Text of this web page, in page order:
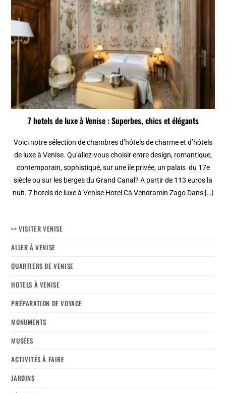
7 hotels de luxe à Venise : Superbes, chics et élégants
Voici notre sélection de chambres d’hôtels de charme et d’hôtels
de luxe à Venise. Qu’allez-vous choisir entre design, romantique,
contemporain, sophistiqué, sur une île privée, un palais du 17e
siècle ou sur les berges du Grand Canal? A partir de 113 euros la
nuit. 7 hotels de luxe à Venise Hotel Cà Vendramin Zago Dans […]
>> VISITER VENISE
ALLER À VENISE
QUARTIERS DE VENISE
HOTELS À VENISE
PRÉPARATION DE VOYAGE
MONUMENTS
MUSÉES
ACTIVITÉS À FAIRE
JARDINS